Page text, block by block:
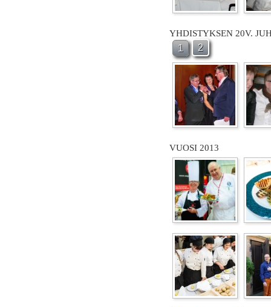
YHDISTYKSEN 20V.
1 2
VUOSI 2013